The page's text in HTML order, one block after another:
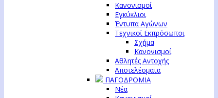
Κανονισμοί
Εγκύκλιοι
Έντυπα Αγώνων
Τεχνικοί Εκπρόσωποι
Σχήμα
Κανονισμοί
Αθλητές Αντοχής
Αποτελέσματα
ΠΑΓΟΔΡΟΜΙΑ
Νέα